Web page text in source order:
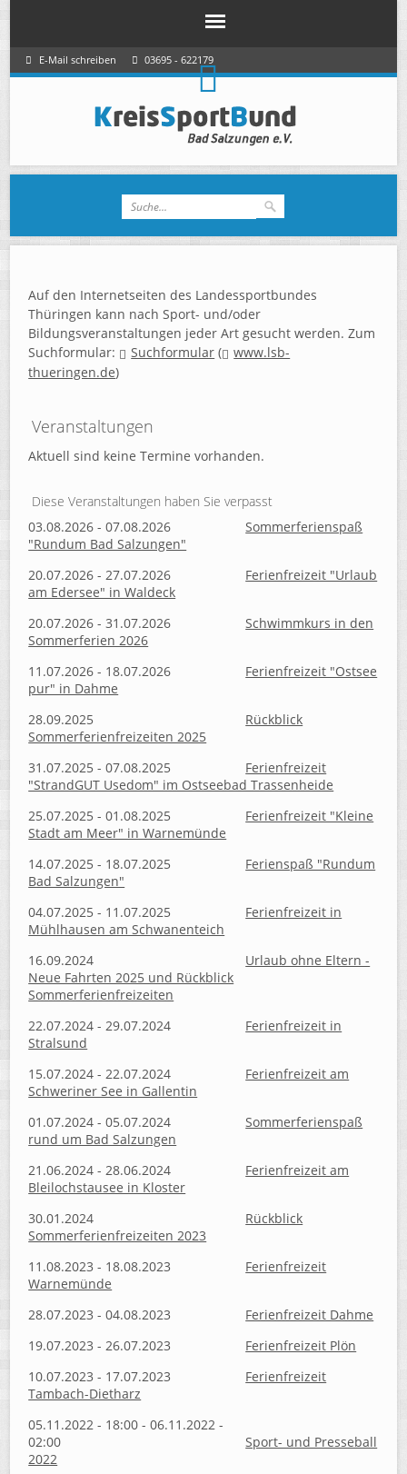
E-Mail schreiben 03695 - 622179
Auf den Internetseiten des Landessportbundes
Thüringen kann nach Sport- und/oder
Bildungsveranstaltungen jeder Art gesucht werden. Zum
Suchformular:
Suchformular (
www.lsb-
thueringen.de)
Veranstaltungen
Aktuell sind keine Termine vorhanden.
Diese Veranstaltungen haben Sie verpasst
03.08.2026 - 07.08.2026
Sommerferienspaß
"Rundum Bad Salzungen"
20.07.2026 - 27.07.2026
Ferienfreizeit "Urlaub
am Edersee" in Waldeck
20.07.2026 - 31.07.2026
Schwimmkurs in den
Sommerferien 2026
11.07.2026 - 18.07.2026
Ferienfreizeit "Ostsee
pur" in Dahme
28.09.2025
Rückblick
Sommerferienfreizeiten 2025
31.07.2025 - 07.08.2025
Ferienfreizeit
"StrandGUT Usedom" im Ostseebad Trassenheide
25.07.2025 - 01.08.2025
Ferienfreizeit "Kleine
Stadt am Meer" in Warnemünde
14.07.2025 - 18.07.2025
Ferienspaß "Rundum
Bad Salzungen"
04.07.2025 - 11.07.2025
Ferienfreizeit in
Mühlhausen am Schwanenteich
16.09.2024
Urlaub ohne Eltern -
Neue Fahrten 2025 und Rückblick
Sommerferienfreizeiten
22.07.2024 - 29.07.2024
Ferienfreizeit in
Stralsund
15.07.2024 - 22.07.2024
Ferienfreizeit am
Schweriner See in Gallentin
01.07.2024 - 05.07.2024
Sommerferienspaß
rund um Bad Salzungen
21.06.2024 - 28.06.2024
Ferienfreizeit am
Bleilochstausee in Kloster
30.01.2024
Rückblick
Sommerferienfreizeiten 2023
11.08.2023 - 18.08.2023
Ferienfreizeit
Warnemünde
28.07.2023 - 04.08.2023
Ferienfreizeit Dahme
19.07.2023 - 26.07.2023
Ferienfreizeit Plön
10.07.2023 - 17.07.2023
Ferienfreizeit
Tambach-Dietharz
05.11.2022 - 18:00 - 06.11.2022 -
02:00
Sport- und Presseball
2022